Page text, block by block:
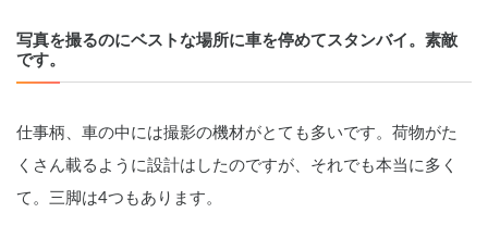
写真を撮るのにベストな場所に車を停めてスタンバイ。素敵
です。
仕事柄、車の中には撮影の機材がとても多いです。荷物がた
くさん載るように設計はしたのですが、それでも本当に多く
て。三脚は4つもあります。